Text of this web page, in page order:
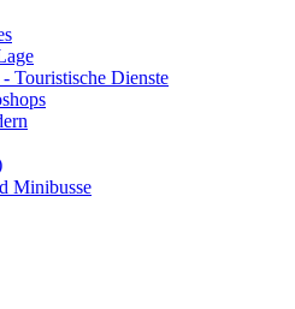
Touristische Dienste
Minibusse